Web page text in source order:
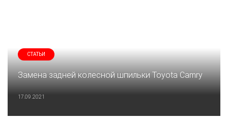
СТАТЬИ
Замена задней колесной шпильки Toyota Camry
17.09.2021